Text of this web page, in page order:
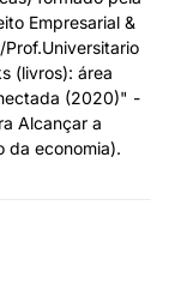
Empresarial &
(livros): área
(2020)" -
Alcançar a
da economia).